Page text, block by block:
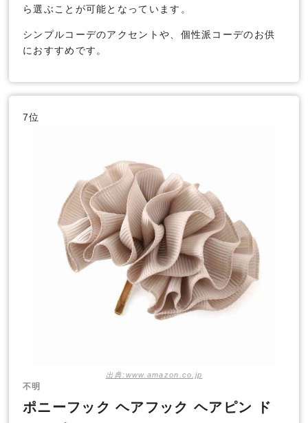
ら選ぶことが可能となっています。
シンプルコーデのアクセントや、個性派コーデのお供
におすすめです。
7位
出典:www.amazon.co.jp
不明
ポニーフック ヘアフック ヘアピン ド